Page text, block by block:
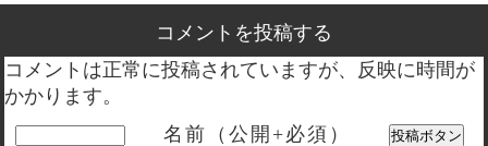
コメントを投稿する
コメントは正常に投稿されていますが、反映に時間が
かかります。
名前（公開+必須）